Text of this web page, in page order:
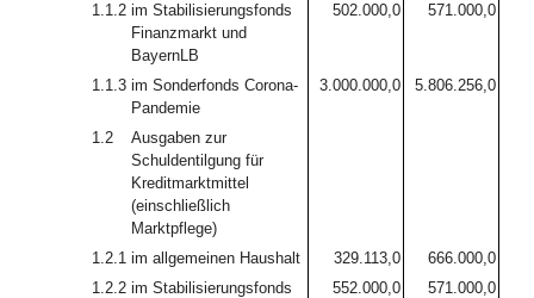
1.1.2 im Stabilisierungsfonds
Finanzmarkt und
BayernLB
502.000,0 571.000,0
1.1.3 im Sonderfonds Corona-
Pandemie
3.000.000,0 5.806.256,0
1.2
Ausgaben zur
Schuldentilgung für
Kreditmarktmittel
(einschließlich
Marktpflege)
1.2.1 im allgemeinen Haushalt 329.113,0
666.000,0
1.2.2 im Stabilisierungsfonds
552.000,0 571.000,0